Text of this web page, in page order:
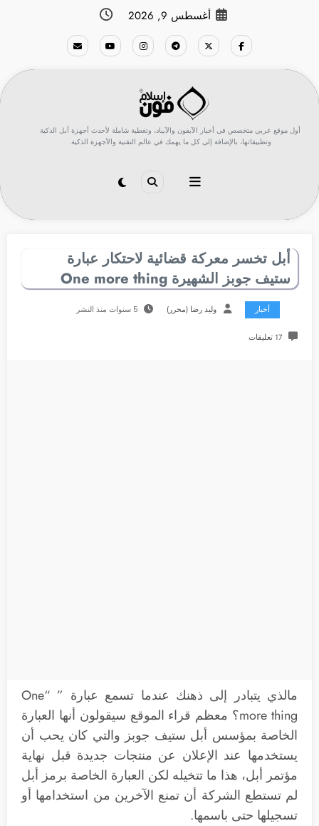
أغسطس 9, 2026
أول موقع عربي متخصص في أخبار الآيفون والآيباد، وتغطية شاملة لأحدث أجهزة أبل الذكية
وتطبيقاتها، بالإضافة إلى كل ما يهمك في عالم التقنية والأجهزة الذكية.
أبل تخسر معركة قضائية لاحتكار عبارة
ستيف جوبز الشهيرة One more thing
أخبار وليد رضا (محرر) 5 سنوات منذ النشر
17 تعليقات
مالذي يتبادر إلى ذهنك عندما تسمع عبارة ” “One
more thing؟ معظم قراء الموقع سيقولون أنها العبارة
الخاصة بمؤسس أبل ستيف جوبز والتي كان يحب أن
يستخدمها عند الإعلان عن منتجات جديدة قبل نهاية
مؤتمر أبل، هذا ما تتخيله لكن العبارة الخاصة برمز أبل
لم تستطع الشركة أن تمنع الآخرين من استخدامها أو
تسجيلها حتى باسمها.